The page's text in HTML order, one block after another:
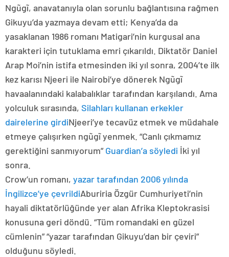
Ngũgĩ, anavatanıyla olan sorunlu bağlantısına rağmen
Gikuyu’da yazmaya devam etti; Kenya’da da
yasaklanan 1986 romanı Matigari’nin kurgusal ana
karakteri için tutuklama emri çıkarıldı. Diktatör Daniel
Arap Moi’nin istifa etmesinden iki yıl sonra, 2004’te ilk
kez karısı Njeeri ile Nairobi’ye dönerek Ngũgĩ
havaalanındaki kalabalıklar tarafından karşılandı. Ama
yolculuk sırasında, Silahları kullanan erkekler
dairelerine girdiNjeeri’ye tecavüz etmek ve müdahale
etmeye çalışırken ngũgĩ yenmek. “Canlı çıkmamız
gerektiğini sanmıyorum”Guardian’a söyledi İki yıl
sonra.
Crow’un romanı, yazar tarafından 2006 yılında
İngilizce’ye çevrildiAburiria Özgür Cumhuriyeti’nin
hayali diktatörlüğünde yer alan Afrika Kleptokrasisi
konusuna geri döndü. “Tüm romandaki en güzel
cümlenin” “yazar tarafından Gikuyu’dan bir çeviri”
olduğunu söyledi.